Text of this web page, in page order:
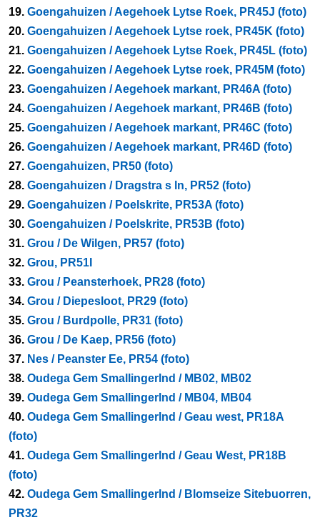
19. Goengahuizen / Aegehoek Lytse Roek, PR45J (foto)
20. Goengahuizen / Aegehoek Lytse roek, PR45K (foto)
21. Goengahuizen / Aegehoek Lytse Roek, PR45L (foto)
22. Goengahuizen / Aegehoek Lytse roek, PR45M (foto)
23. Goengahuizen / Aegehoek markant, PR46A (foto)
24. Goengahuizen / Aegehoek markant, PR46B (foto)
25. Goengahuizen / Aegehoek markant, PR46C (foto)
26. Goengahuizen / Aegehoek markant, PR46D (foto)
27. Goengahuizen, PR50 (foto)
28. Goengahuizen / Dragstra s ln, PR52 (foto)
29. Goengahuizen / Poelskrite, PR53A (foto)
30. Goengahuizen / Poelskrite, PR53B (foto)
31. Grou / De Wilgen, PR57 (foto)
32. Grou, PR51I
33. Grou / Peansterhoek, PR28 (foto)
34. Grou / Diepesloot, PR29 (foto)
35. Grou / Burdpolle, PR31 (foto)
36. Grou / De Kaep, PR56 (foto)
37. Nes / Peanster Ee, PR54 (foto)
38. Oudega Gem Smallingerlnd / MB02, MB02
39. Oudega Gem Smallingerlnd / MB04, MB04
40. Oudega Gem Smallingerlnd / Geau west, PR18A
(foto)
41. Oudega Gem Smallingerlnd / Geau West, PR18B
(foto)
42. Oudega Gem Smallingerlnd / Blomseize Sitebuorren,
PR32